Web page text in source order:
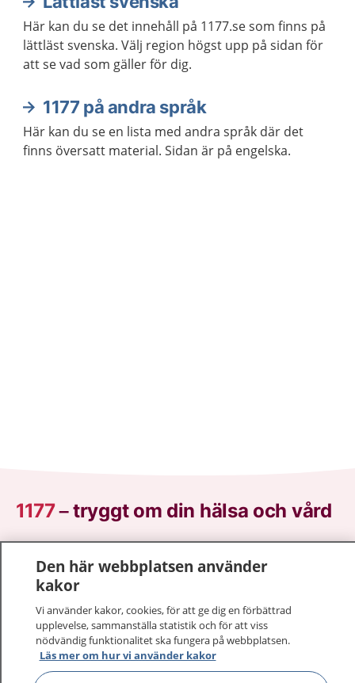
Här kan du se det innehåll på 1177.se som finns på
lättläst svenska. Välj region högst upp på sidan för
att se vad som gäller för dig.
1177 på andra språk
Här kan du se en lista med andra språk där det
finns översatt material. Sidan är på engelska.
1177–tryggt om din hälsa och vård
På 1177.se får du råd om hälsa och information om
sjukdomar och vilka mottagningar du kan kontakta.
Logga in för att läsa din journal och göra dina
vårdärenden. Ring telefonnummer 1177 för
sjukvårdsrådgivning dygnet runt.
1177 ger dig råd när du vill må bättre.
Den här webbplatsen använder
kakor
Vi använder kakor, cookies, för att ge dig en förbättrad
upplevelse, sammanställa statistik och för att viss
nödvändig funktionalitet ska fungera på webbplatsen.
Läs mer om hur vi använder kakor